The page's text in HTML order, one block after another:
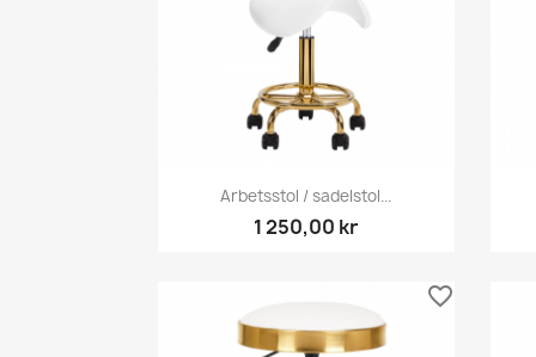
Snabbvy
Arbetsstol / sadelstol...
1 250,00 kr
favorite_border